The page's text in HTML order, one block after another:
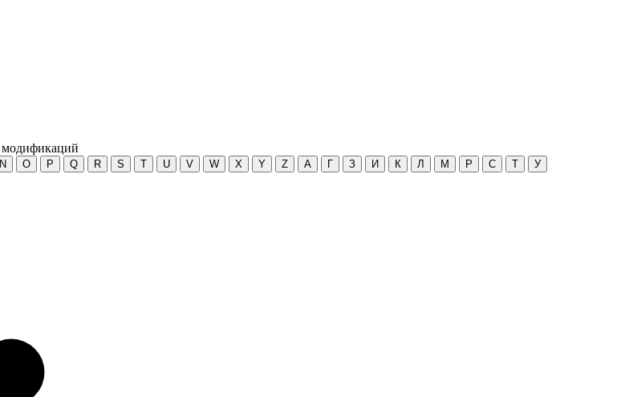
модификаций
N O P Q R S T U V W X Y Z А Г З И К Л М Р С Т У